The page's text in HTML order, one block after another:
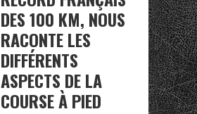
DES 100 KM, NOUS
RACONTE LES
DIFFÉRENTS
ASPECTS DE LA
COURSE À PIED